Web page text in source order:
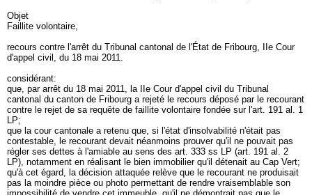
Objet
Faillite volontaire,
recours contre l'arrêt du Tribunal cantonal de l'État de Fribourg, IIe Cour
d'appel civil, du 18 mai 2011.
considérant:
que, par arrêt du 18 mai 2011, la IIe Cour d'appel civil du Tribunal
cantonal du canton de Fribourg a rejeté le recours déposé par le recourant
contre le rejet de sa requête de faillite volontaire fondée sur l'art. 191 al. 1
LP;
que la cour cantonale a retenu que, si l'état d'insolvabilité n'était pas
contestable, le recourant devait néanmoins prouver qu'il ne pouvait pas
régler ses dettes à l'amiable au sens des art. 333 ss LP (art. 191 al. 2
LP), notamment en réalisant le bien immobilier qu'il détenait au Cap Vert;
qu'à cet égard, la décision attaquée relève que le recourant ne produisait
pas la moindre pièce ou photo permettant de rendre vraisemblable son